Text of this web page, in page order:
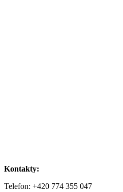
Kontakty:
Telefon: +420 774 355 047